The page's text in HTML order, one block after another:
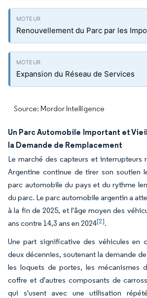
Renouvellement du Parc par les
Expansion du Réseau de Services
Source: Mordor Intelligence
Un Parc Automobile Important et
la Demande de Remplacement
Le marché des capteurs et interrupteurs
Argentine continue de tirer son soutien
parc automobile du pays et du rythme
du parc. Le parc automobile argentin a
à la fin de 2025, et l'âge moyen des
ans contre 14,3 ans en 2024[2].
Une part significative des véhicules en
deux décennies, soutenant la demande
les loquets de portes, les mécanismes
coffre et d'autres composants de
qui s'usent avec une utilisation